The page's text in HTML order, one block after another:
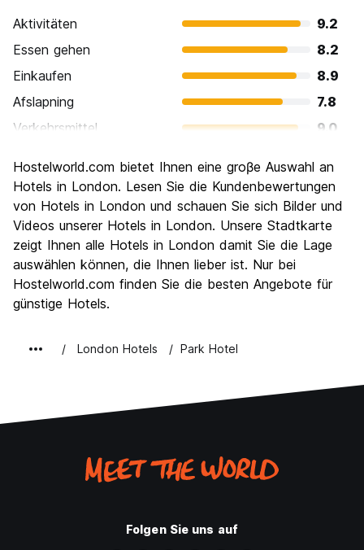
Aktivitäten
9.2
Essen gehen
8.2
Einkaufen
8.9
Afslapning
7.8
Verkehrsmittel
9.0
Kultur
9.3
Nachtleben / Party
8.4
Preis-Leistungsverhältnis
6.6
Hostelworld.com bietet Ihnen eine groβe Auswahl an
Hotels in London. Lesen Sie die Kundenbewertungen
von Hotels in London und schauen Sie sich Bilder und
Videos unserer Hotels in London. Unsere Stadtkarte
zeigt Ihnen alle Hotels in London damit Sie die Lage
auswählen können, die Ihnen lieber ist. Nur bei
Hostelworld.com finden Sie die besten Angebote für
günstige Hotels.
London Hotels Park Hotel
Folgen Sie uns auf